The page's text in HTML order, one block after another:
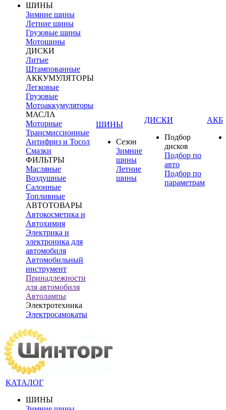
ШИНЫ
Зимние шины
Летние шины
Грузовые шины
Мотошины
ДИСКИ
Литые
Штампованные
АККУМУЛЯТОРЫ
Легковые
Грузовые
Мотоаккумуляторы
МАСЛА
Моторные
Трансмиссионные
Антифриз и Тосол
Смазки
ФИЛЬТРЫ
Масляные
Воздушные
Салонные
Топливные
АВТОТОВАРЫ
Автокосметика и
Автохимия
Электрика и
электроника для
автомобиля
Автомобильный
инструмент
Принадлежности
для автомобиля
Автолампы
Электротехника
Электросамокаты
ШИНЫ
Сезон
Зимние
шины
Летние
шины
ДИСКИ
Подбор
дисков
Подбор по
авто
Подбор по
параметрам
АКБ
КАТАЛОГ
ШИНЫ